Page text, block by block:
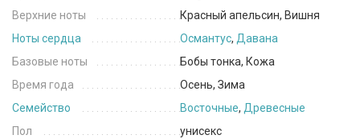
Верхние ноты
Красный апельсин, Вишня
Ноты сердца
Османтус, Давана
Базовые ноты
Бобы тонка, Кожа
Время года
Осень, Зима
Семейство
Восточные, Древесные
Пол
унисекс